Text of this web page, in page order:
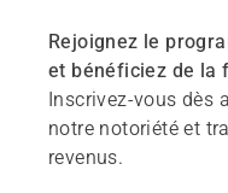
Rejoignez le
et bénéficiez de la
Inscrivez-vous dès
notre notoriété et
revenus.